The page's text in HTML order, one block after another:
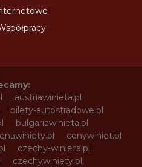
austriawinieta.pl
bilety-autostradowe.pl
bulgariawinieta.pl
cenywiniet.pl
czechy-winieta.pl
czechywiniety.pl